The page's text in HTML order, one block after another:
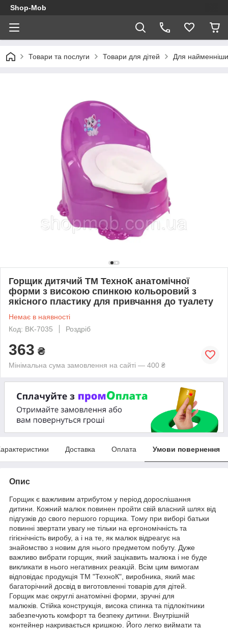
Shop-Mob
Товари та послуги Товари для дітей Для
Горщик дитячий ТМ ТехноК анатомічної
форми з високою спинкою кольоровий з
якісного пластику для привчання до туалету
Немає в наявності
Код: BK-7035
Роздріб
363 ₴
Мінімальна сума замовлення на сайті — 400 ₴
Доставка Оплата Умови повернення
Опис
Горщик є важливим атрибутом у період дорослішання
дитини. Кожний малюк повинен пройти свій власний шлях від
підгузків до свого першого горщика. Тому при виборі батьки
повинні звертати увагу не тільки на ергономічність та
гігієнічність виробу, а і на те, як малюк відреагує на
знайомство з новим для нього предметом побуту. Дуже
важливо вибрати горщик, який зацікавить малюка і не буде
викликати в нього негативних реакцій. Всім цим вимогам
відповідає продукція ТМ "ТехноК", виробника, який має
багаторічний досвід в виготовленні товарів для дітей.
Горщик має округлі анатомічні форми, зручні для
малюків. Стійка конструкція, висока спинка та підлокітники
забезпечують комфорт та безпеку дитини. Внутрішній
контейнер накривається кришкою. Його легко виймати та